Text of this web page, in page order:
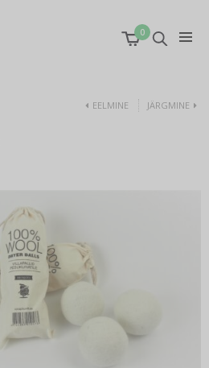
0
EELMINE JÄRGMINE